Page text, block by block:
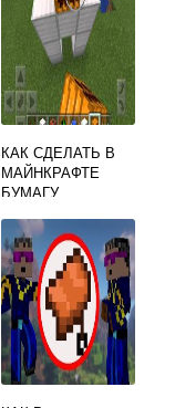
КАК СДЕЛАТЬ В
МАЙНКРАФТЕ
БУМАГУ